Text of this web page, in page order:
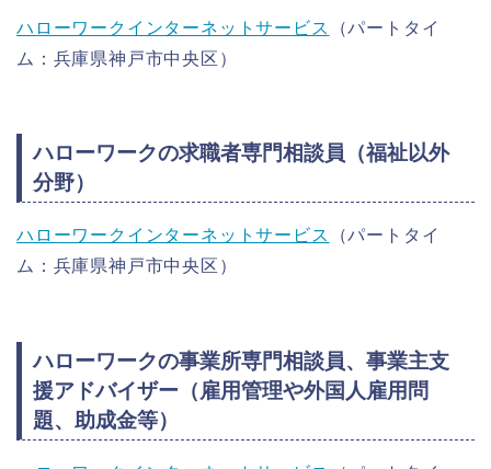
ハローワークインターネットサービス
（パートタイ
ム：兵庫県神戸市中央区）
ハローワークの求職者専門相談員（福祉以外
分野）
ハローワークインターネットサービス
（パートタイ
ム：兵庫県神戸市中央区）
ハローワークの事業所専門相談員、事業主支
援アドバイザー（雇用管理や外国人雇用問
題、助成金等）